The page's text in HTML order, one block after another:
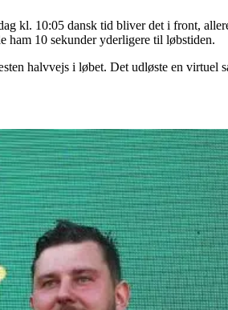
kl. 10:05 dansk tid bliver det i front,
ham 10 sekunder yderligere til løbstiden.
halvvejs i løbet. Det udløste en virtuel